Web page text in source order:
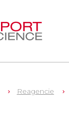
Reagencie